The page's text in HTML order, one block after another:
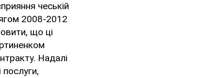
чеській
2008-2012
що ці
Надалі